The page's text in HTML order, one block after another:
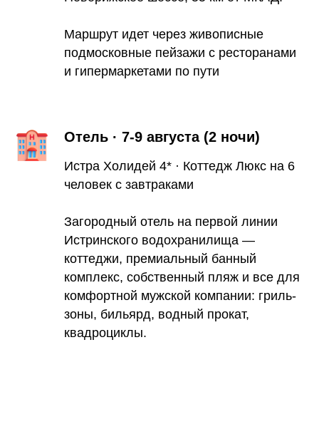
Маршрут идет через живописные
подмосковные пейзажи с ресторанами
и гипермаркетами по пути
Отель · 7-9 августа (2 ночи)
Истра Холидей 4* · Коттедж Люкс на 6
человек с завтраками
Загородный отель на первой линии
Истринского водохранилища —
коттеджи, премиальный банный
комплекс, собственный пляж и все для
комфортной мужской компании: гриль-
зоны, бильярд, водный прокат,
квадроциклы.